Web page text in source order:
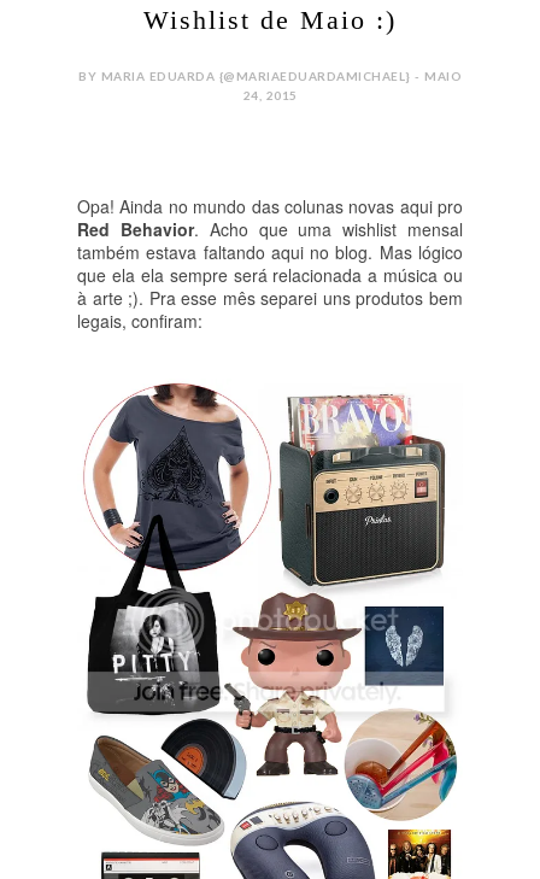
Wishlist de Maio :)
BY MARIA EDUARDA {@MARIAEDUARDAMICHAEL} - MAIO
24, 2015
Red Behavior. Acho que uma wishlist mensal
também estava faltando aqui no blog. Mas lógico
que ela ela sempre será relacionada a música ou
à arte ;). Pra esse mês separei uns produtos bem
legais, confiram: